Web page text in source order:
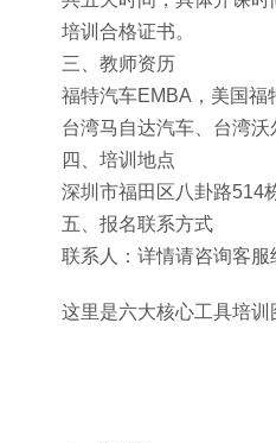
培训合格证书。
三、教师资历
福特汽车EMBA，美国福
台湾马自达汽车、台湾沃
四、培训地点
深圳市福田区八卦路514
五、报名联系方式
联系人：详情请咨询客服
这里是六大核心工具培